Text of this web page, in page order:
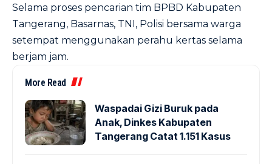
Selama proses pencarian tim BPBD Kabupaten
Tangerang, Basarnas, TNI, Polisi bersama warga
setempat menggunakan perahu kertas selama
berjam jam.
More Read
Waspadai Gizi Buruk pada
Anak, Dinkes Kabupaten
Tangerang Catat 1.151 Kasus